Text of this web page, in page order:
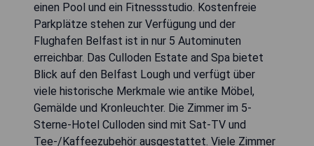
einen Pool und ein Fitnessstudio. Kostenfreie
Parkplätze stehen zur Verfügung und der
Flughafen Belfast ist in nur 5 Autominuten
erreichbar. Das Culloden Estate and Spa bietet
Blick auf den Belfast Lough und verfügt über
viele historische Merkmale wie antike Möbel,
Gemälde und Kronleuchter. Die Zimmer im 5-
Sterne-Hotel Culloden sind mit Sat-TV und
Tee-/Kaffeezubehör ausgestattet. Viele Zimmer